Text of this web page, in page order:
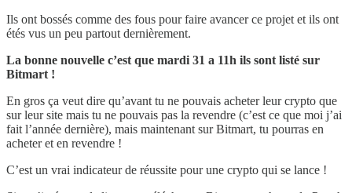
Ils ont bossés comme des fous pour faire avancer ce projet et ils ont
étés vus un peu partout dernièrement.
La bonne nouvelle c’est que mardi 31 a 11h ils sont listé sur
Bitmart !
En gros ça veut dire qu’avant tu ne pouvais acheter leur crypto que
sur leur site mais tu ne pouvais pas la revendre (c’est ce que moi j’ai
fait l’année dernière), mais maintenant sur Bitmart, tu pourras en
acheter et en revendre !
C’est un vrai indicateur de réussite pour une crypto qui se lance !